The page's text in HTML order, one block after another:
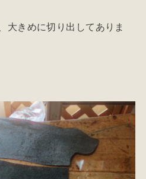
大きめに切り出してありま